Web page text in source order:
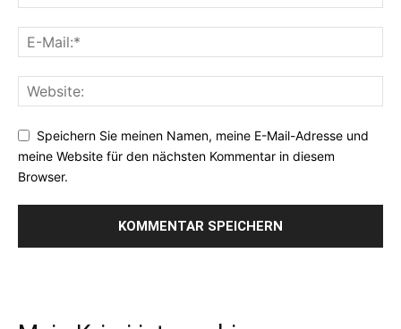
Speichern Sie meinen Namen, meine E-Mail-Adresse und
meine Website für den nächsten Kommentar in diesem
Browser.